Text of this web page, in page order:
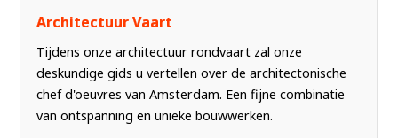
Architectuur Vaart
Tijdens onze architectuur rondvaart zal onze
deskundige gids u vertellen over de architectonische
chef d'oeuvres van Amsterdam. Een fijne combinatie
van ontspanning en unieke bouwwerken.